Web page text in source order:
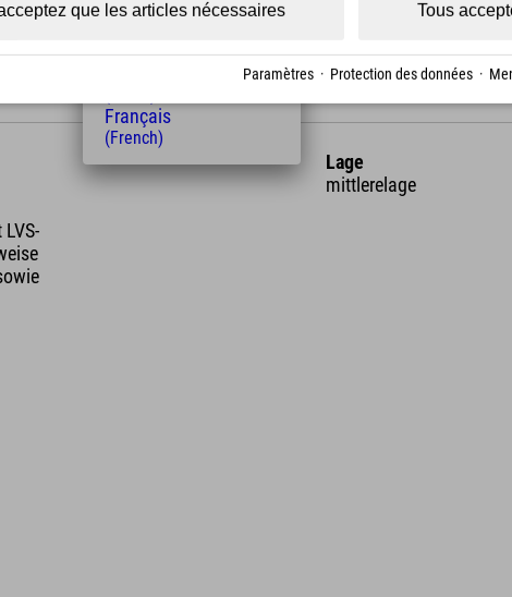
980 m
Lage
mittlerelage
Tous
que les articles nécessaires
Paramètres · Protection des données ·
(Polish)
(Hungarian)
Français
(French)